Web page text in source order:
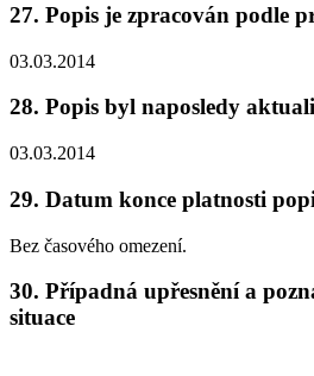
27. Popis je zpracován podle
03.03.2014
28. Popis byl naposledy
03.03.2014
29. Datum konce platnosti
Bez časového omezení.
30. Případná upřesnění a
situace